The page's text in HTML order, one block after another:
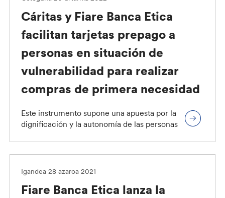
Cáritas y Fiare Banca Etica
facilitan tarjetas prepago a
personas en situación de
vulnerabilidad para realizar
compras de primera necesidad
Este instrumento supone una apuesta por la
dignificación y la autonomía de las personas
Igandea 28 azaroa 2021
Fiare Banca Etica lanza la